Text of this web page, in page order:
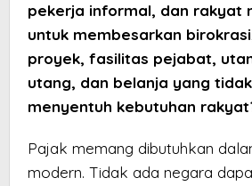
pekerja informal, dan rakyat
untuk membesarkan
proyek, fasilitas pejabat,
utang, dan belanja yang
menyentuh kebutuhan
Pajak memang dibutuhkan
modern. Tidak ada negara